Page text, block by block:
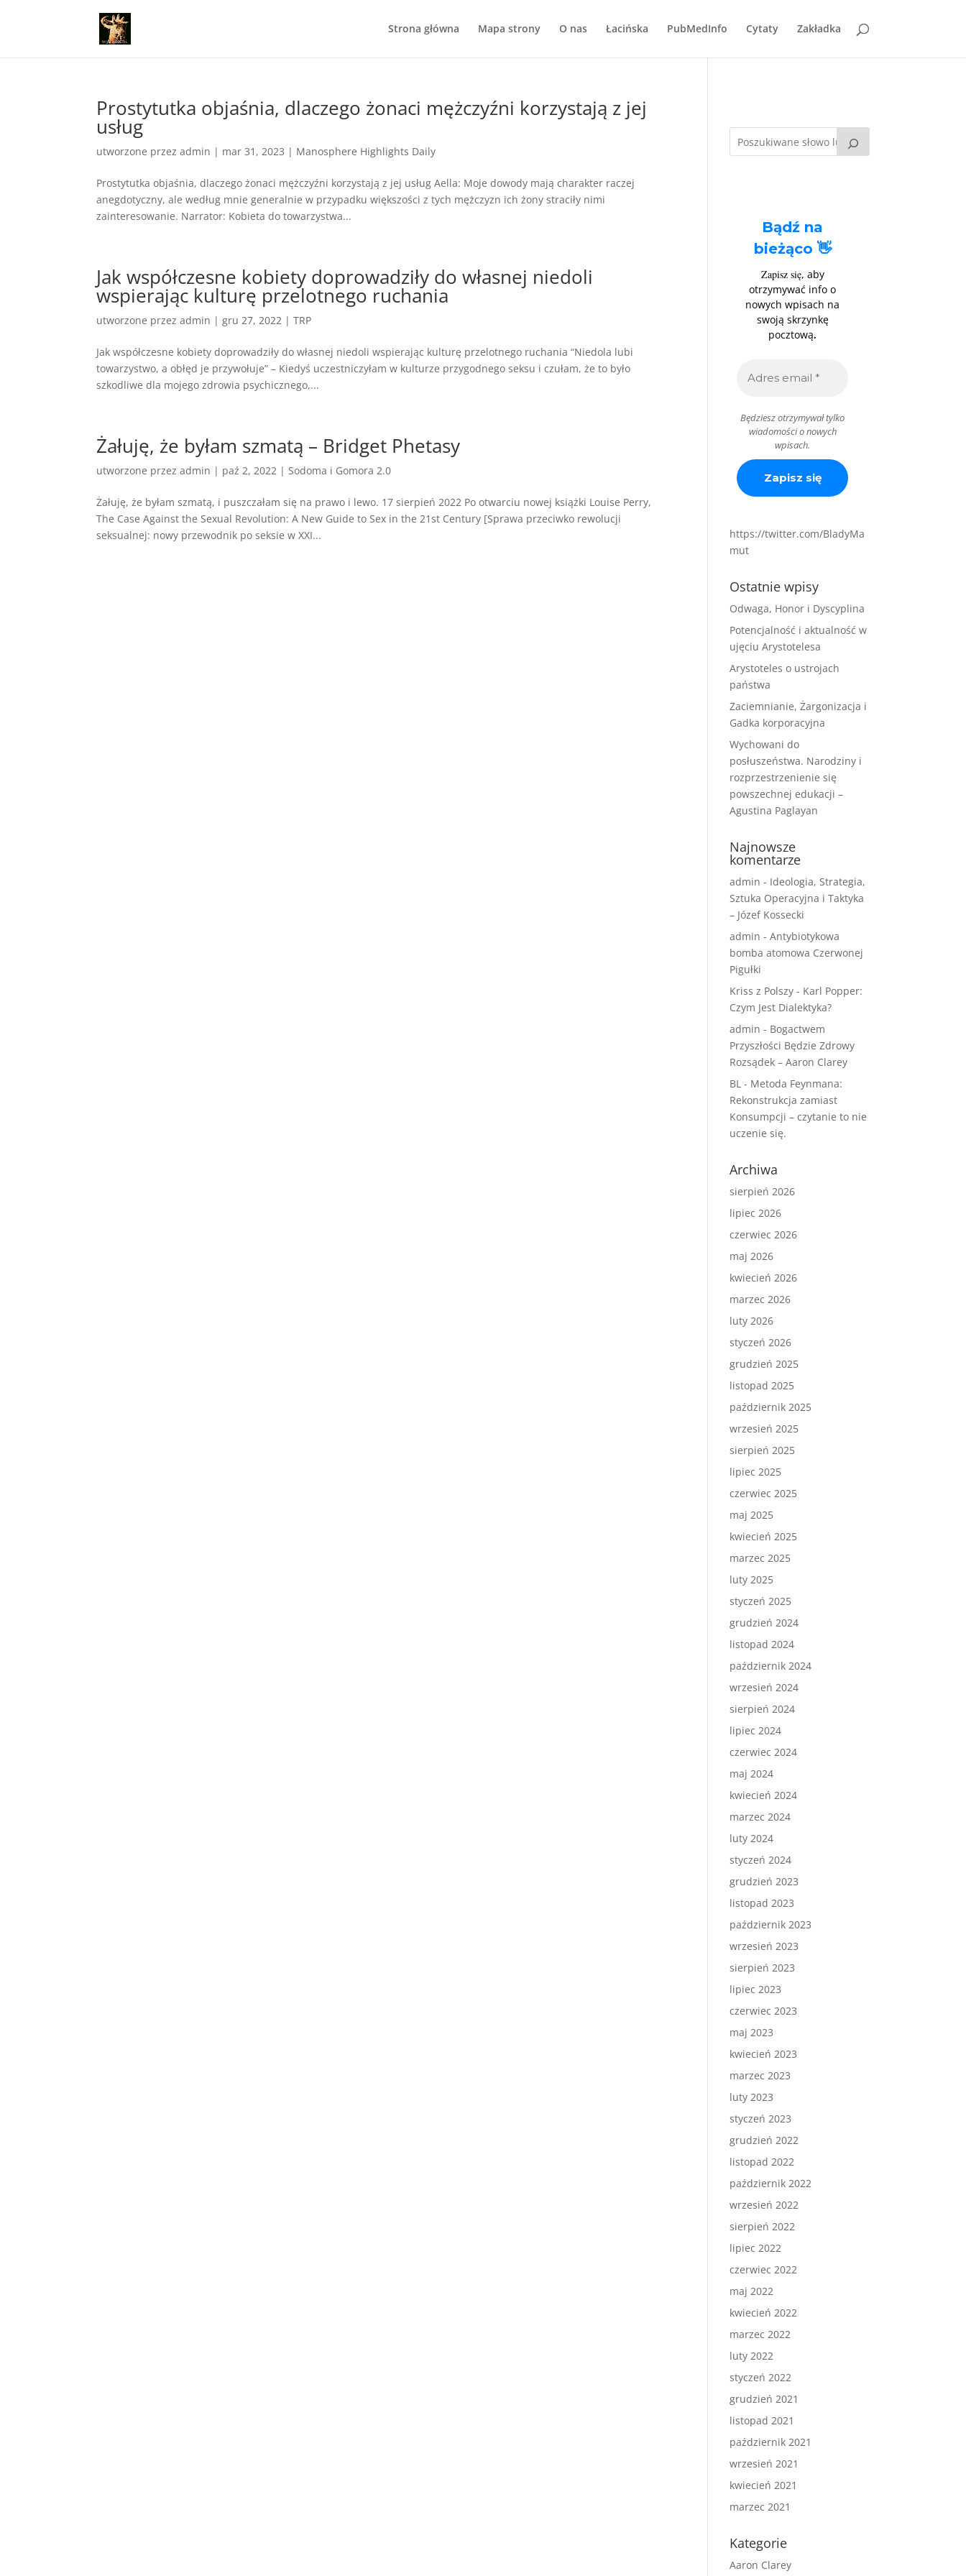
Strona główna Mapa strony O nas Łacińska PubMedInfo Cytaty Zakładka
Prostytutka objaśnia, dlaczego żonaci mężczyźni korzystają z jej
usług
utworzone przezadmin | mar 31, 2023 | Manosphere Highlights Daily
Prostytutka objaśnia, dlaczego żonaci mężczyźni korzystają z jej usług Aella: Moje dowody mają charakter raczej
anegdotyczny, ale według mnie generalnie w przypadku większości z tych mężczyzn ich żony straciły nimi
zainteresowanie. Narrator: Kobieta do towarzystwa...
Jak współczesne kobiety doprowadziły do własnej niedoli
wspierając kulturę przelotnego ruchania
utworzone przezadmin |gru 27, 2022 |TRP
Jak współczesne kobiety doprowadziły do własnej niedoli wspierając kulturę przelotnego ruchania “Niedola lubi
towarzystwo, a obłęd je przywołuje” – Kiedyś uczestniczyłam w kulturze przygodnego seksu i czułam, że to było
szkodliwe dla mojego zdrowia psychicznego,...
Żałuję, że byłam szmatą – Bridget Phetasy
utworzone przezadmin | paź 2, 2022 |Sodoma i Gomora 2.0
Żałuję, że byłam szmatą, i puszczałam się na prawo i lewo. 17 sierpień 2022 Po otwarciu nowej książki Louise Perry,
The Case Against the Sexual Revolution: A New Guide to Sex in the 21st Century [Sprawa przeciwko rewolucji
seksualnej: nowy przewodnik po seksie w XXI...
Bądź na
bieżąco 👋
Zapisz się, aby
otrzymywać info o
nowych wpisach na
swoją skrzynkę
pocztową.
Będziesz otrzymywał tylko
wiadomości o nowych
wpisach.
https://twitter.com/BladyMa
mut
Ostatnie wpisy
Odwaga, Honor i Dyscyplina
Potencjalność i aktualność w
ujęciu Arystotelesa
Arystoteles o ustrojach
państwa
Zaciemnianie, Żargonizacja i
Gadka korporacyjna
Wychowani do
posłuszeństwa. Narodziny i
rozprzestrzenienie się
powszechnej edukacji –
Agustina Paglayan
Najnowsze
komentarze
admin - Ideologia, Strategia,
Sztuka Operacyjna i Taktyka
– Józef Kossecki
admin -Antybiotykowa
bomba atomowa Czerwonej
Pigułki
Kriss z Polszy - Karl Popper:
Czym Jest Dialektyka?
admin - Bogactwem
Przyszłości Będzie Zdrowy
Rozsądek – Aaron Clarey
BL - Metoda Feynmana:
Rekonstrukcja zamiast
Konsumpcji – czytanie to nie
uczenie się.
Archiwa
sierpień 2026
lipiec 2026
czerwiec 2026
maj 2026
kwiecień 2026
marzec 2026
luty 2026
styczeń 2026
grudzień 2025
listopad 2025
październik 2025
wrzesień 2025
sierpień 2025
lipiec 2025
czerwiec 2025
maj 2025
kwiecień 2025
marzec 2025
luty 2025
styczeń 2025
grudzień 2024
listopad 2024
październik 2024
wrzesień 2024
sierpień 2024
lipiec 2024
czerwiec 2024
maj 2024
kwiecień 2024
marzec 2024
luty 2024
styczeń 2024
grudzień 2023
listopad 2023
październik 2023
wrzesień 2023
sierpień 2023
lipiec 2023
czerwiec 2023
maj 2023
kwiecień 2023
marzec 2023
luty 2023
styczeń 2023
grudzień 2022
listopad 2022
październik 2022
wrzesień 2022
sierpień 2022
lipiec 2022
czerwiec 2022
maj 2022
kwiecień 2022
marzec 2022
luty 2022
styczeń 2022
grudzień 2021
listopad 2021
październik 2021
wrzesień 2021
kwiecień 2021
marzec 2021
Kategorie
Aaron Clarey